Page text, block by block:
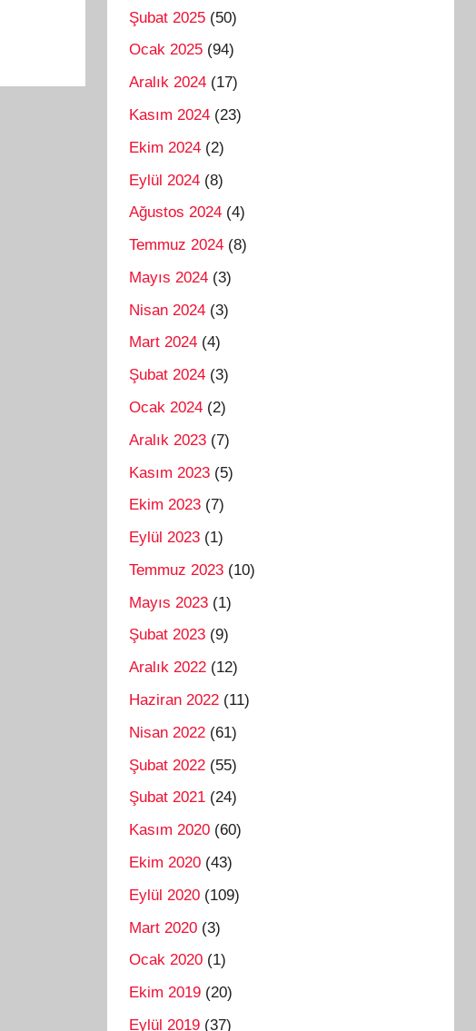
Şubat 2025 (50)
Ocak 2025 (94)
Aralık 2024 (17)
Kasım 2024 (23)
Ekim 2024 (2)
Eylül 2024 (8)
Ağustos 2024 (4)
Temmuz 2024 (8)
Mayıs 2024 (3)
Nisan 2024 (3)
Mart 2024 (4)
Şubat 2024 (3)
Ocak 2024 (2)
Aralık 2023 (7)
Kasım 2023 (5)
Ekim 2023 (7)
Eylül 2023 (1)
Temmuz 2023 (10)
Mayıs 2023 (1)
Şubat 2023 (9)
Aralık 2022 (12)
Haziran 2022 (11)
Nisan 2022 (61)
Şubat 2022 (55)
Şubat 2021 (24)
Kasım 2020 (60)
Ekim 2020 (43)
Eylül 2020 (109)
Mart 2020 (3)
Ocak 2020 (1)
Ekim 2019 (20)
Eylül 2019 (37)